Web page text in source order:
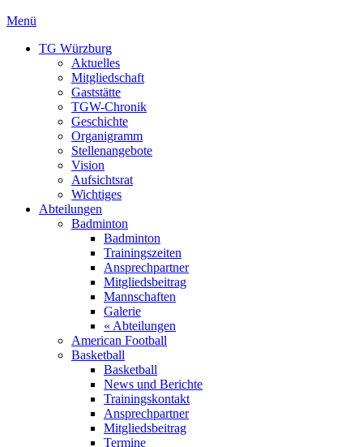
Menü
TG Würzburg
Aktuelles
Mitgliedschaft
Gaststätte
TGW-Chronik
Geschichte
Organigramm
Stellenangebote
Vision
Aufsichtsrat
Wichtiges
Abteilungen
Badminton
Badminton
Trainingszeiten
Ansprechpartner
Mitgliedsbeitrag
Mannschaften
Galerie
« Abteilungen
American Football
Basketball
Basketball
News und Berichte
Trainingskontakt
Ansprechpartner
Mitgliedsbeitrag
Termine